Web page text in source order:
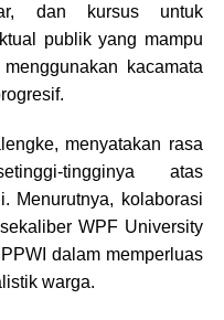
dan kursus untuk
publik yang mampu
kacamata
menyatakan rasa
tingginya atas
Menurutnya, kolaborasi
WPF University
dalam memperluas
warga.